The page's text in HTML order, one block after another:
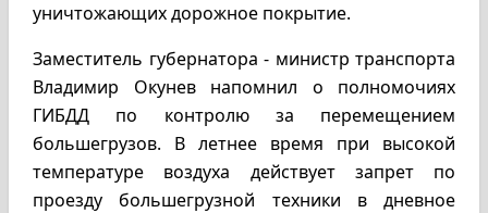
уничтожающих дорожное покрытие.
Заместитель губернатора - министр транспорта
Владимир Окунев напомнил о полномочиях
ГИБДД по контролю за перемещением
большегрузов. В летнее время при высокой
температуре воздуха действует запрет по
проезду большегрузной техники в дневное